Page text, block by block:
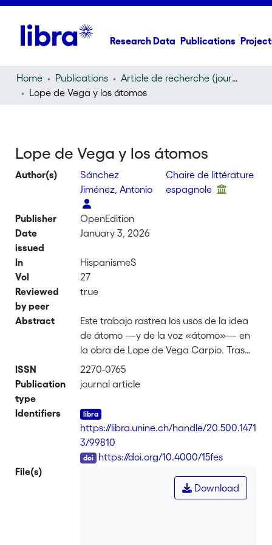
Research Data Publications
Home Publications
Article de recherche (journal article)
Lope de Vega y los átomos
Lope de Vega y los átomos
Author(s)
Sánchez
Jiménez, Antonio
Chaire de littérature
espagnole
Publisher
OpenEdition
Date
issued
January 3, 2026
In
HispanismeS
Vol
27
Reviewed
by peer
true
Abstract
Este trabajo rastrea los usos de la idea
de átomo —y de la voz «átomo»— en
la obra de Lope de Vega Carpio. Tras
resumir cómo se empleaba la palabra
en el Siglo de Oro en general, nos
obra lopesca. En primer lugar,
examinamos en ella frases hechas
como «átomos del sol», que
relacionamos con una célebre imagen
de Lucrecio, así como otras expresiones
de ella derivadas, como «átomos del
aire». En segundo lugar, exploramos
ISSN
2270-0765
Publication
type
journal article
Identifiers
https://libra.unine.ch/handle/20.500.1471
3/99810
https://doi.org/10.4000/15fes
File(s)
Download